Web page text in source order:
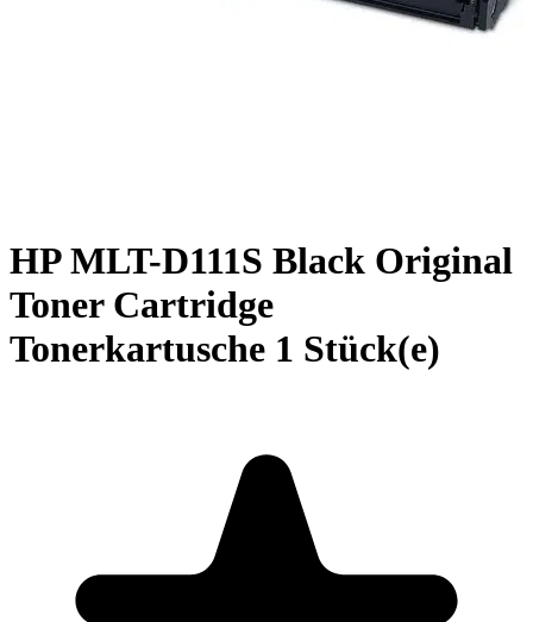
HP MLT-D111S Black Original
Toner Cartridge
Tonerkartusche 1 Stück(e)